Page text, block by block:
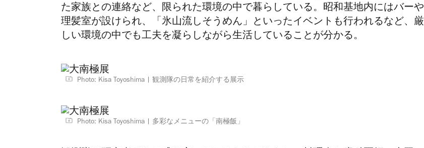
た家族との連絡など、限られた環境の中で暮らしている。昭和基地内にはバーや
理髪室が設けられ、「氷山流しそうめん」といったイベントも行われるなど、厳
しい環境の中でも工夫を凝らしながら生活していることが分かる。
Photo: Kisa Toyoshima 観測隊の日常を紹介する展示
Photo: Kisa Toyoshima 多彩なメニューの「南極飯」